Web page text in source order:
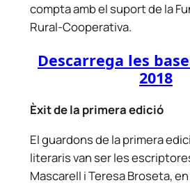
compta amb el suport de la
Rural-Cooperativa.
Descarrega les
2018
Èxit de la primera edició
El guardons de la primera
literaris van ser les
Mascarell i Teresa Broseta,